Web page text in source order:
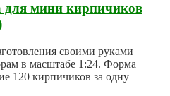
мини кирпичиков
своими руками
в масштабе 1:24. Форма
120 кирпичиков за одну